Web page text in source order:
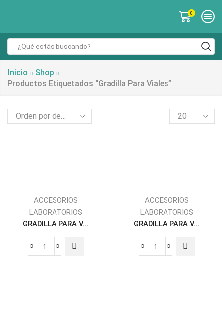
0
Inicio
Shop
Productos Etiquetados “gradilla Para Viales”
ACCESORIOS
LABORATORIOS
GRADILLA PARA V...
ACCESORIOS
LABORATORIOS
GRADILLA PARA V...